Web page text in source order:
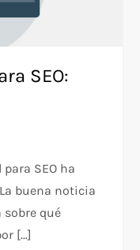
SEO:
SEO ha
buena noticia
qué
[…]